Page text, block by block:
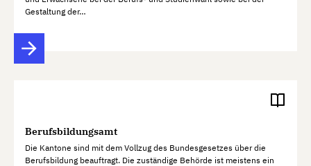
Gestaltung der…
Berufsbildungsamt
Die Kantone sind mit dem Vollzug des Bundesgesetzes über die
Berufsbildung beauftragt. Die zuständige Behörde ist meistens ein